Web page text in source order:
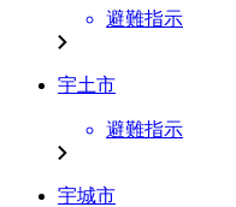
避難指示
宇土市
避難指示
宇城市